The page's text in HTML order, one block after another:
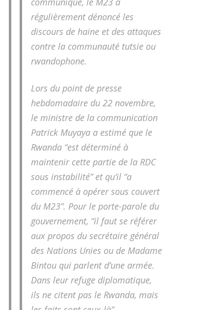
régulièrement dénoncé les
discours de haine et des attaques
contre la communauté tutsie ou
rwandophone.
Lors du point de presse
hebdomadaire du 22 novembre,
le ministre de la communication
Patrick Muyaya a estimé que le
Rwanda “est déterminé à
maintenir cette partie de la RDC
sous instabilité” et qu’il “a
commencé à opérer sous couvert
du M23”. Pour le porte-parole du
gouvernement, “il faut se référer
aux propos du secrétaire général
des Nations Unies ou de Madame
Bintou qui parlent d’une armée.
Dans leur refuge diplomatique,
ils ne citent pas le Rwanda, mais